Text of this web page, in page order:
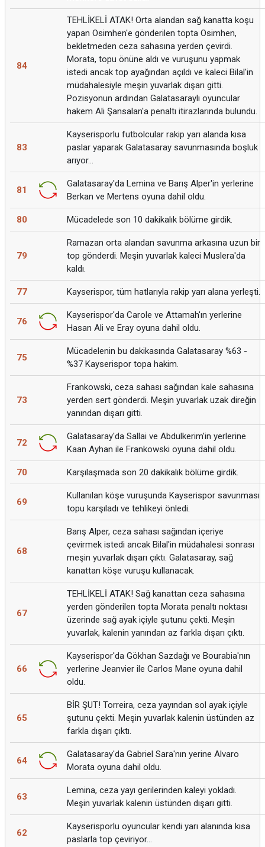
84
TEHLİKELİ ATAK! Orta alandan sağ kanatta koşu
yapan Osimhen'e gönderilen topta Osimhen,
bekletmeden ceza sahasına yerden çevirdi.
Morata, topu önüne aldı ve vuruşunu yapmak
istedi ancak top ayağından açıldı ve kaleci Bilal'in
müdahalesiyle meşin yuvarlak dışarı gitti.
Pozisyonun ardından Galatasaraylı oyuncular
hakem Ali Şansalan'a penaltı itirazlarında bulundu.
83
Kayserisporlu futbolcular rakip yarı alanda kısa
paslar yaparak Galatasaray savunmasında boşluk
arıyor...
81
Galatasaray'da Lemina ve Barış Alper'in yerlerine
Berkan ve Mertens oyuna dahil oldu.
80 Mücadelede son 10 dakikalık bölüme girdik.
79
Ramazan orta alandan savunma arkasına uzun bir
top gönderdi. Meşin yuvarlak kaleci Muslera'da
kaldı.
77 Kayserispor, tüm hatlarıyla rakip yarı alana yerleşti.
76
Kayserispor'da Carole ve Attamah'ın yerlerine
Hasan Ali ve Eray oyuna dahil oldu.
75
Mücadelenin bu dakikasında Galatasaray %63 -
%37 Kayserispor topa hakim.
73
Frankowski, ceza sahası sağından kale sahasına
yerden sert gönderdi. Meşin yuvarlak uzak direğin
yanından dışarı gitti.
72
Galatasaray'da Sallai ve Abdulkerim'in yerlerine
Kaan Ayhan ile Frankowski oyuna dahil oldu.
70 Karşılaşmada son 20 dakikalık bölüme girdik.
69
Kullanılan köşe vuruşunda Kayserispor savunması
topu karşıladı ve tehlikeyi önledi.
68
Barış Alper, ceza sahası sağından içeriye
çevirmek istedi ancak Bilal'in müdahalesi sonrası
meşin yuvarlak dışarı çıktı. Galatasaray, sağ
kanattan köşe vuruşu kullanacak.
67
TEHLİKELİ ATAK! Sağ kanattan ceza sahasına
yerden gönderilen topta Morata penaltı noktası
üzerinde sağ ayak içiyle şutunu çekti. Meşin
yuvarlak, kalenin yanından az farkla dışarı çıktı.
66
Kayserispor'da Gökhan Sazdağı ve Bourabia'nın
yerlerine Jeanvier ile Carlos Mane oyuna dahil
oldu.
65
BİR ŞUT! Torreira, ceza yayından sol ayak içiyle
şutunu çekti. Meşin yuvarlak kalenin üstünden az
farkla dışarı çıktı.
64
Galatasaray'da Gabriel Sara'nın yerine Alvaro
Morata oyuna dahil oldu.
63
Lemina, ceza yayı gerilerinden kaleyi yokladı.
Meşin yuvarlak kalenin üstünden dışarı gitti.
62
Kayserisporlu oyuncular kendi yarı alanında kısa
paslarla top çeviriyor...